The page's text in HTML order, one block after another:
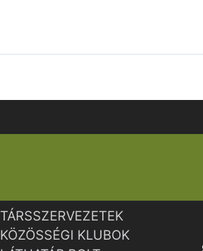
TÁRSSZERVEZETEK
KÖZÖSSÉGI KLUBOK